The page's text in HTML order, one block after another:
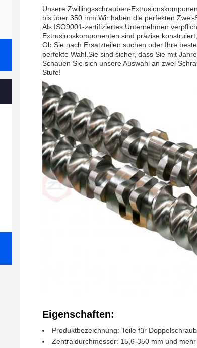
Unsere Zwillingsschrauben-
bis über 350 mm.Wir haben die perfekten
Als ISO9001-zertifiziertes Unternehmen
Extrusionskomponenten sind präzise
Ob Sie nach Ersatzteilen suchen oder Ihre
perfekte Wahl.Sie sind sicher, dass Sie mit
Schauen Sie sich unsere Auswahl an zwei
Stufe!
Eigenschaften:
Produktbezeichnung: Teile für
Zentraldurchmesser: 15,6-350 mm und mehr